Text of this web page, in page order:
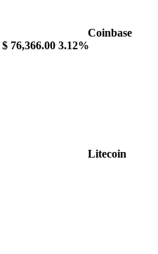
Coinbase
$ 76,366.00 3.12%
Litecoin